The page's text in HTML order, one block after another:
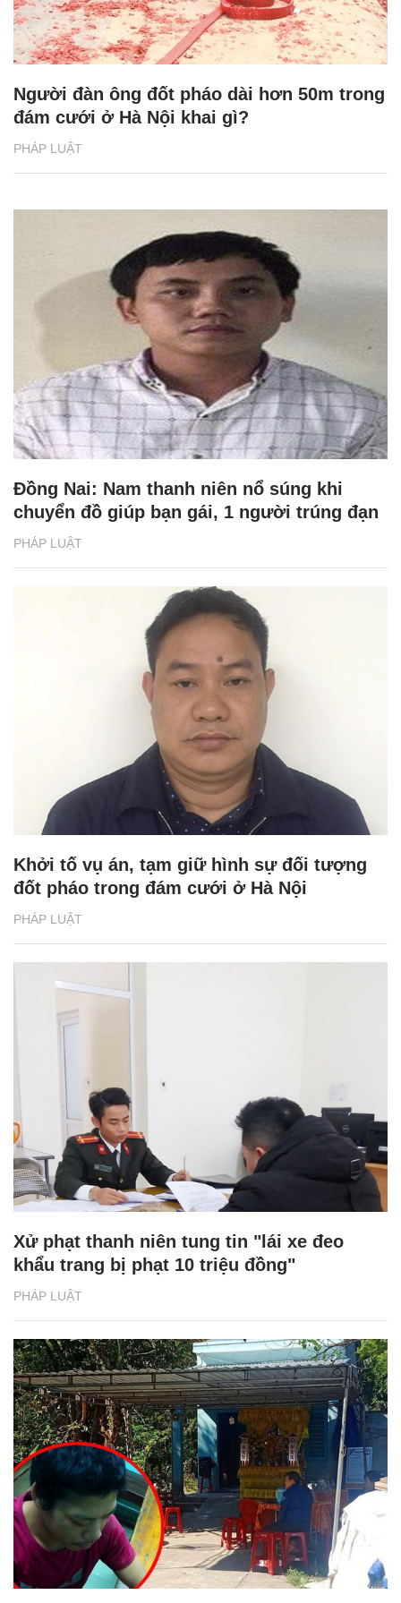
PHÁP LUẬT
Người đàn ông đốt pháo dài hơn 50m trong
đám cưới ở Hà Nội khai gì?
PHÁP LUẬT
Đồng Nai: Nam thanh niên nổ súng khi
chuyển đồ giúp bạn gái, 1 người trúng đạn
PHÁP LUẬT
Khởi tố vụ án, tạm giữ hình sự đối tượng
đốt pháo trong đám cưới ở Hà Nội
PHÁP LUẬT
Xử phạt thanh niên tung tin "lái xe đeo
khẩu trang bị phạt 10 triệu đồng"